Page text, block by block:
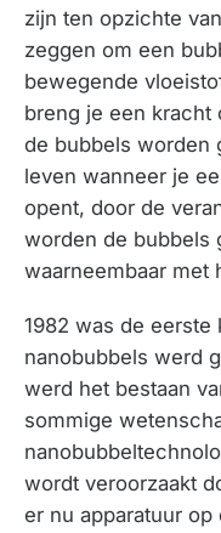
zijn ten opzichte
zeggen om een
bewegende
breng je een kracht
de bubbels worden
leven wanneer je
opent, door de
worden de bubbels
waarneembaar met
1982 was de eerste
nanobubbels werd
werd het bestaan
sommige
wordt veroorzaakt
er nu apparatuur